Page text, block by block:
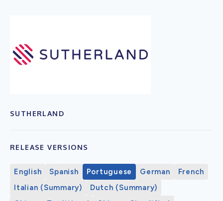
SUTHERLAND
RELEASE VERSIONS
English Spanish Portuguese German
French
Italian (Summary)
Dutch (Summary)